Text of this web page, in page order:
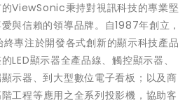
ViewSonic秉持對視訊科技的專業堅
與信賴的領導品牌。自1987年創立，
終專注於開發各式創新的顯示科技產品
LED顯示器全產品線、觸控顯示器、
示器、到大型數位電子看板；以及商
工程等應用之全系列投影機， 協助客